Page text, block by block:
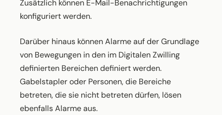
Zusätzlich können E-Mail-Benachrichtigungen
konfiguriert werden.
Darüber hinaus können Alarme auf der Grundlage
von Bewegungen in den im Digitalen Zwilling
definierten Bereichen definiert werden.
Gabelstapler oder Personen, die Bereiche
betreten, die sie nicht betreten dürfen, lösen
ebenfalls Alarme aus.